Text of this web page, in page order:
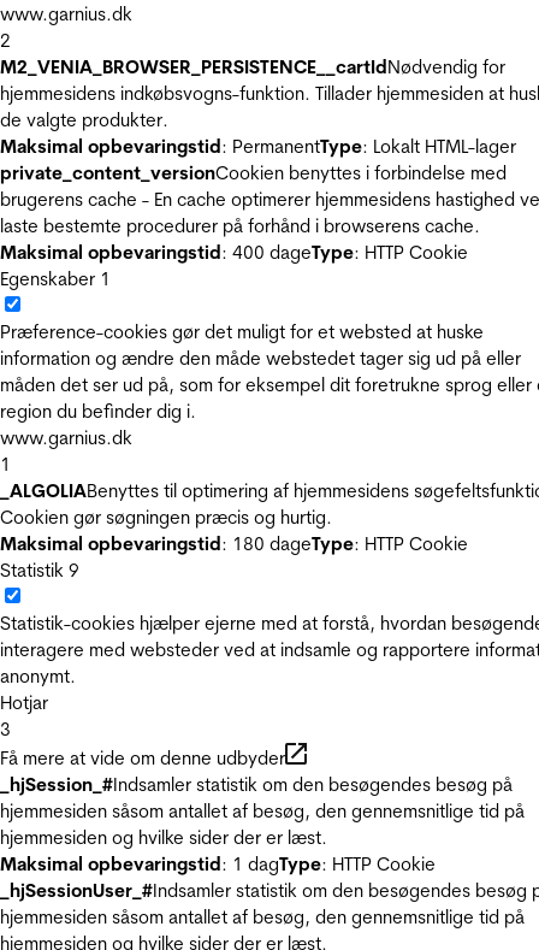
www.garnius.dk
2
M2_VENIA_BROWSER_PERSISTENCE__cartIdNødvendig for
hjemmesidens indkøbsvogns-funktion. Tillader hjemmesiden at
de valgte produkter.
Maksimal opbevaringstid: PermanentType: Lokalt HTML-lager
private_content_versionCookien benyttes i forbindelse med
brugerens cache - En cache optimerer hjemmesidens hastighed
laste bestemte procedurer på forhånd i browserens cache.
Maksimal opbevaringstid: 400 dageType: HTTP Cookie
Egenskaber 1
Præference-cookies gør det muligt for et websted at huske
information og ændre den måde webstedet tager sig ud på eller
måden det ser ud på, som for eksempel dit foretrukne sprog eller
region du befinder dig i.
www.garnius.dk
1
_ALGOLIABenyttes til optimering af hjemmesidens
Cookien gør søgningen præcis og hurtig.
Maksimal opbevaringstid: 180 dageType: HTTP Cookie
Statistik 9
Statistik-cookies hjælper ejerne med at forstå, hvordan
interagere med websteder ved at indsamle og rapportere
anonymt.
Hotjar
3
Få mere at vide om denne udbyder
_hjSession_#Indsamler statistik om den besøgendes besøg på
hjemmesiden såsom antallet af besøg, den gennemsnitlige tid på
hjemmesiden og hvilke sider der er læst.
Maksimal opbevaringstid: 1 dagType: HTTP Cookie
_hjSessionUser_#Indsamler statistik om den besøgendes besøg
hjemmesiden såsom antallet af besøg, den gennemsnitlige tid på
hjemmesiden og hvilke sider der er læst.